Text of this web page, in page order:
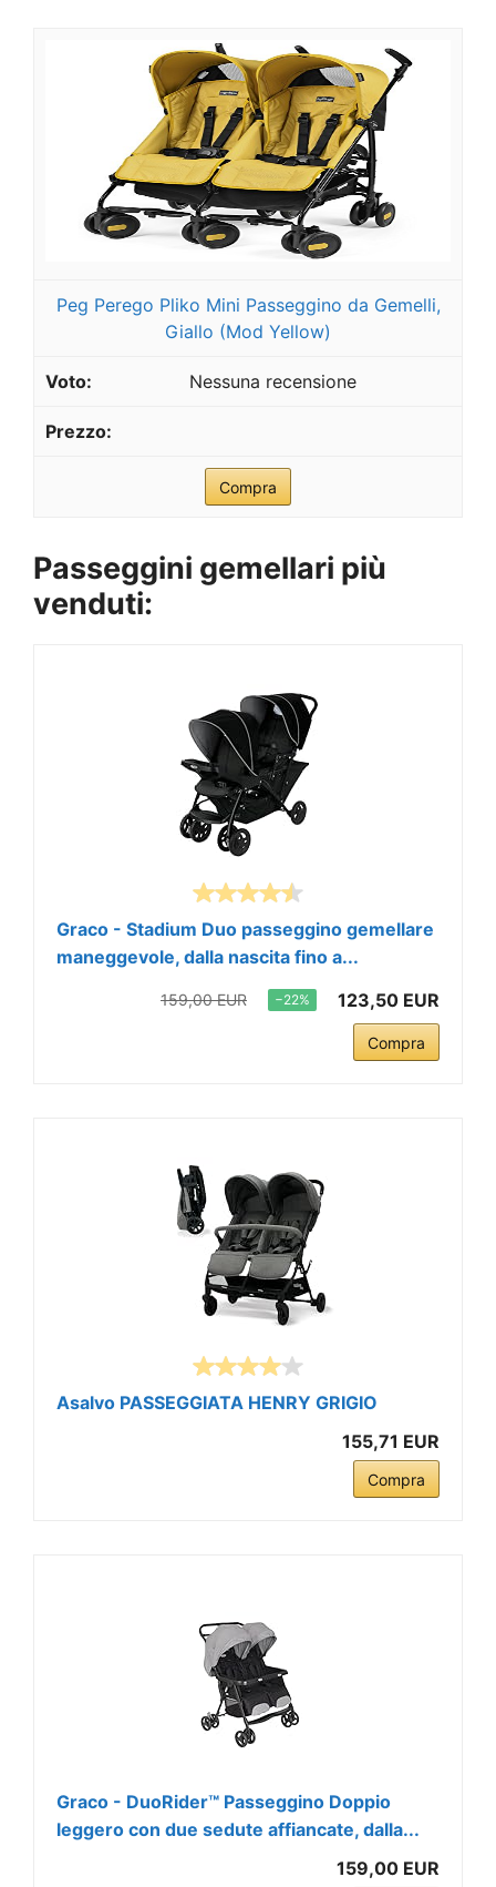
Peg Perego Pliko Mini Passeggino da Gemelli,
Giallo (Mod Yellow)
Nessuna recensione
Compra
Passeggini gemellari più
venduti:
Graco - Stadium Duo passeggino gemellare
maneggevole, dalla nascita fino a...
159,00 EUR −22% 123,50 EUR
Compra
Asalvo PASSEGGIATA HENRY GRIGIO
155,71 EUR
Compra
Graco - DuoRider™ Passeggino Doppio
leggero con due sedute affiancate, dalla...
159,00 EUR